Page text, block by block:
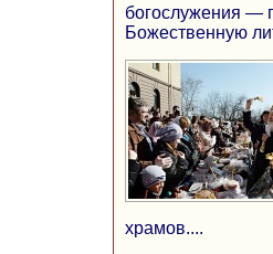
богослужения —
Божественную
храмов....